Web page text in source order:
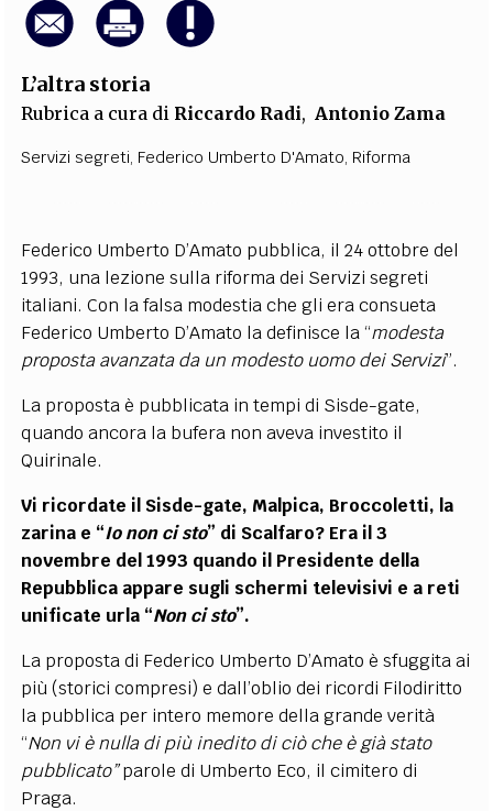
L’altra storia
Rubrica a cura di Riccardo Radi, Antonio Zama
Servizi segreti, Federico Umberto D'Amato, Riforma
Federico Umberto D’Amato pubblica, il 24 ottobre del
1993, una lezione sulla riforma dei Servizi segreti
italiani. Con la falsa modestia che gli era consueta
Federico Umberto D’Amato la definisce la “modesta
proposta avanzata da un modesto uomo dei Servizi”.
La proposta è pubblicata in tempi di Sisde-gate,
quando ancora la bufera non aveva investito il
Quirinale.
Vi ricordate il Sisde-gate, Malpica, Broccoletti, la
zarina e “Io non ci sto” di Scalfaro? Era il 3
novembre del 1993 quando il Presidente della
Repubblica appare sugli schermi televisivi e a reti
unificate urla “Non ci sto”.
La proposta di Federico Umberto D’Amato è sfuggita ai
più (storici compresi) e dall’oblio dei ricordi Filodiritto
la pubblica per intero memore della grande verità
“Non vi è nulla di più inedito di ciò che è già stato
pubblicato”parole di Umberto Eco, il cimitero di
Praga.